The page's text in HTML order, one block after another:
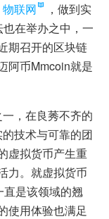
物联网
，做到实
在举办之中，一
期召开的区块链
阿币Mmcoin就是
，在良莠不齐的
技术与可靠的团
虚拟货币产生重
力。就虚拟货币
是该领域的翘
使用体验也满足